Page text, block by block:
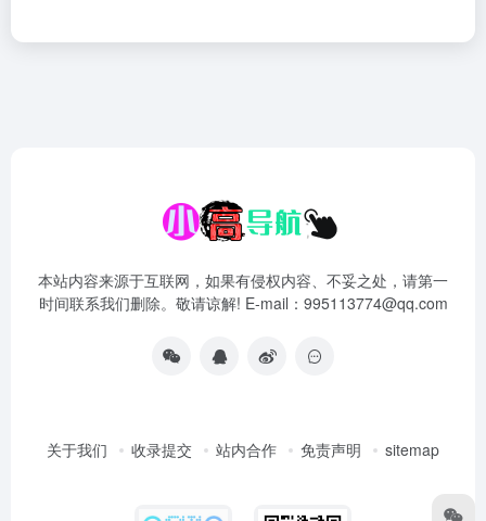
本站内容来源于互联网，如果有侵权内容、不妥之处，请第一
时间联系我们删除。敬请谅解! E-mail：995113774@qq.com
关于我们 收录提交 站内合作 免责声明 sitemap